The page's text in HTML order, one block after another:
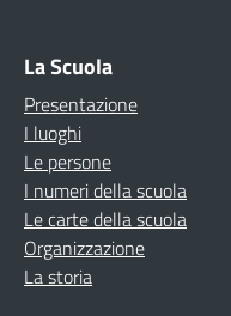
La Scuola
Presentazione
I luoghi
Le persone
I numeri della scuola
Le carte della scuola
Organizzazione
La storia